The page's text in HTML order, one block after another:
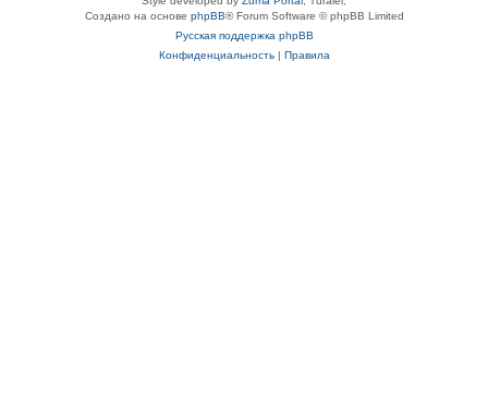
Создано на основе phpBB® Forum Software © phpBB Limited
Русская поддержка phpBB
Конфиденциальность| Правила